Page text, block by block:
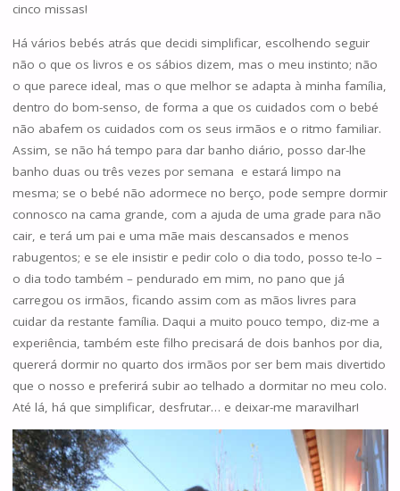
cinco missas!
Há vários bebés atrás que decidi simplificar, escolhendo seguir
não o que os livros e os sábios dizem, mas o meu instinto; não
o que parece ideal, mas o que melhor se adapta à minha família,
dentro do bom-senso, de forma a que os cuidados com o bebé
não abafem os cuidados com os seus irmãos e o ritmo familiar.
Assim, se não há tempo para dar banho diário, posso dar-lhe
banho duas ou três vezes por semana e estará limpo na
mesma; se o bebé não adormece no berço, pode sempre dormir
connosco na cama grande, com a ajuda de uma grade para não
cair, e terá um pai e uma mãe mais descansados e menos
rabugentos; e se ele insistir e pedir colo o dia todo, posso te-lo –
o dia todo também – pendurado em mim, no pano que já
carregou os irmãos, ficando assim com as mãos livres para
cuidar da restante família. Daqui a muito pouco tempo, diz-me a
experiência, também este filho precisará de dois banhos por dia,
quererá dormir no quarto dos irmãos por ser bem mais divertido
que o nosso e preferirá subir ao telhado a dormitar no meu colo.
Até lá, há que simplificar, desfrutar… e deixar-me maravilhar!